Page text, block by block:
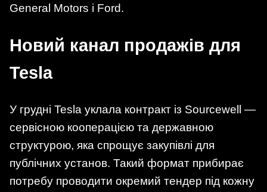
General Motors і Ford.
Новий канал продажів для
Tesla
У грудні Tesla уклала контракт із Sourcewell —
сервісною кооперацією та державною
структурою, яка спрощує закупівлі для
публічних установ. Такий формат прибирає
потребу проводити окремий тендер під кожну